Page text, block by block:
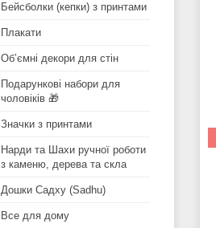
Бейсболки (кепки) з принтами
Плакати
Об’ємні декори для стін
Подарункові набори для
чоловіків 🎁
Значки з принтами
Нарди та Шахи ручної роботи
з каменю, дерева та скла
Дошки Садху (Sadhu)
Все для дому